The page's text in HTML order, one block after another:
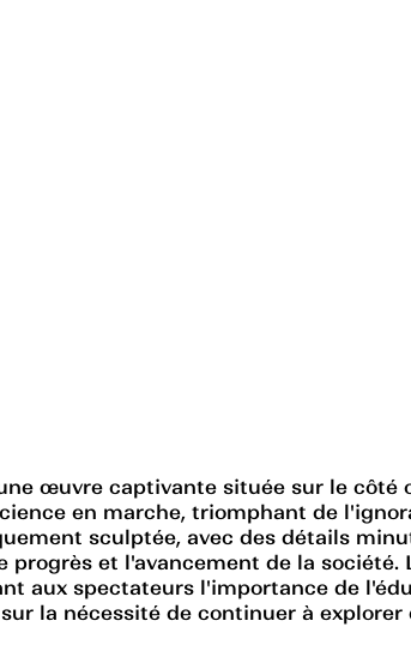
œuvre captivante située sur le côté
en marche, triomphant de
sculptée, avec des détails
et l'avancement de la
aux spectateurs l'importance de
la nécessité de continuer à